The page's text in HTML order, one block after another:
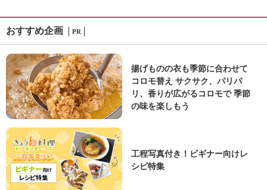
おすすめ企画 PR
揚げものの衣も季節に合わせて
コロモ替え サクサク、パリパ
リ、香りが広がるコロモで 季節
の味を楽しもう
工程写真付き！ビギナー向けレ
シピ特集